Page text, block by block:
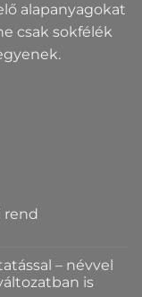
alapanyagokat
csak sokfélék
rend
– névvel
is